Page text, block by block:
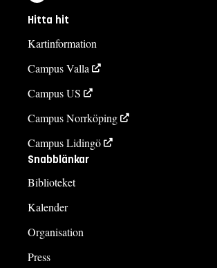
Hitta hit
Kartinformation
Campus Valla
Campus US
Campus Norrköping
Campus Lidingö
Snabblänkar
Biblioteket
Kalender
Organisation
Press